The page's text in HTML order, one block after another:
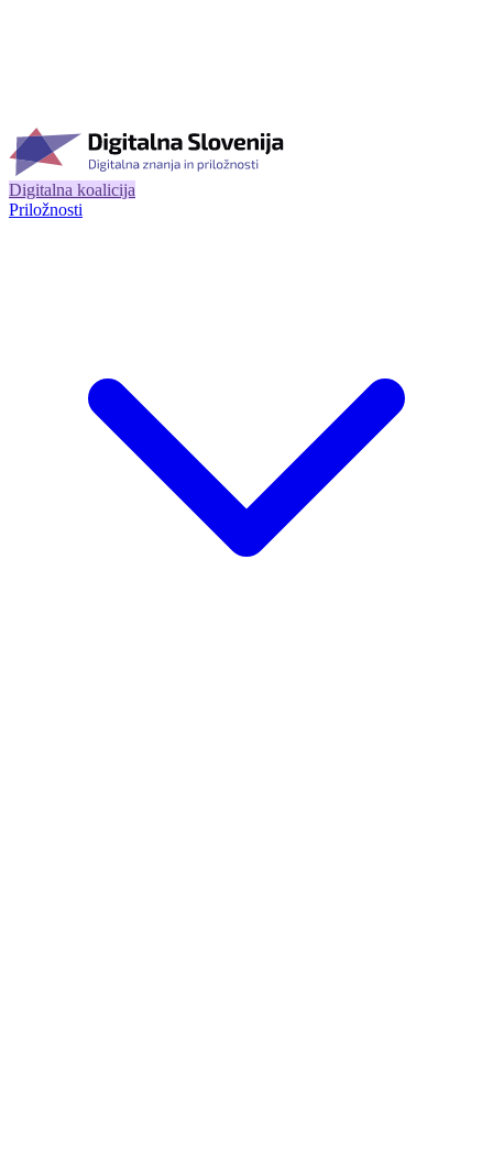
Digitalna koalicija
Priložnosti